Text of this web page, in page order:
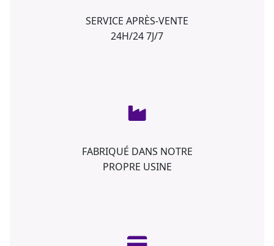
SERVICE APRÈS-VENTE
24H/24 7J/7
FABRIQUÉ DANS NOTRE
PROPRE USINE